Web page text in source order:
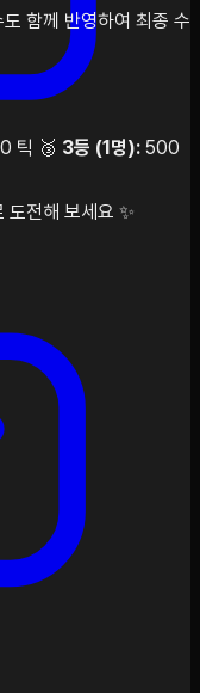
함께 반영하여 최종 수
틱 🥉 3등 (1명): 500
도전해 보세요 ✨